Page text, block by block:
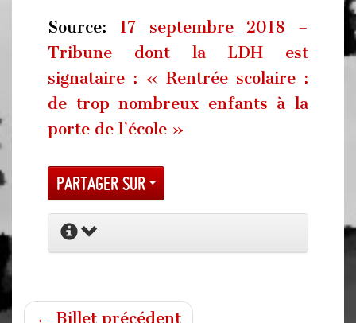
Source: 17 septembre 2018 –
Tribune dont la LDH est
signataire : « Rentrée scolaire :
de trop nombreux enfants à la
porte de l’école »
Partager sur
← Billet précédent